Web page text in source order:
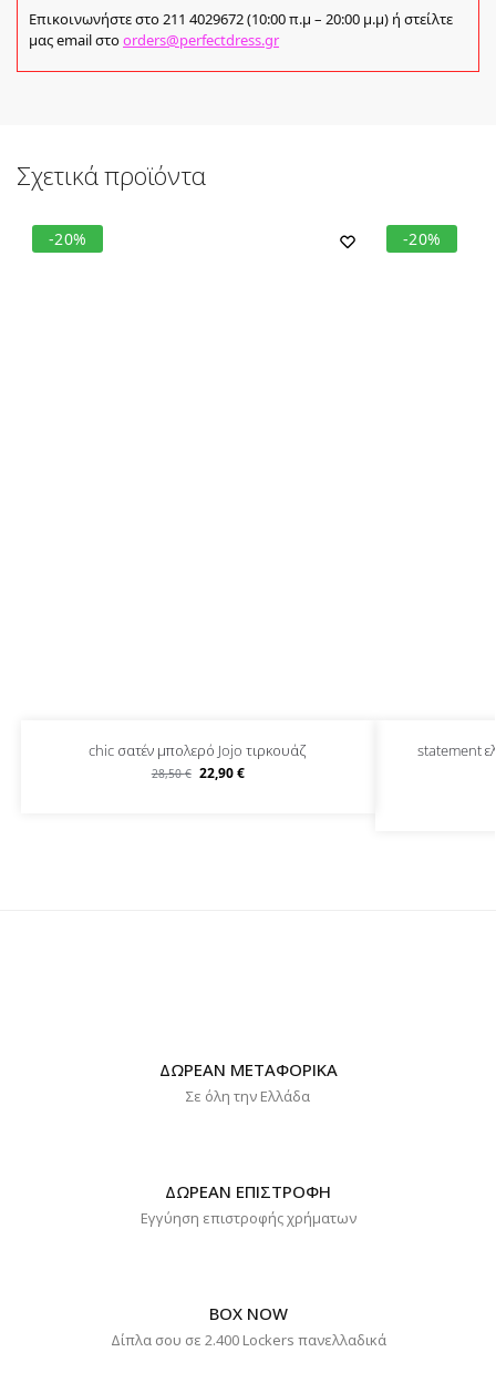
Επικοινωνήστε στο 211 4029672 (10:00 π.μ – 20:00 μ.μ) ή στείλτε
μας email στοorders@perfectdress.gr
Σχετικά προϊόντα
-20%
chic σατέν μπολερό Jojo τιρκουάζ
28,50€ 22,90€
-20%
statement
ΔΩΡΕΑΝ ΜΕΤΑΦΟΡΙΚΑ
Σε όλη την Ελλάδα
ΔΩΡΕΑΝ ΕΠΙΣΤΡΟΦΗ
Εγγύηση επιστροφής χρήματων
BOX NOW
Δίπλα σου σε 2.400 Lockers πανελλαδικά